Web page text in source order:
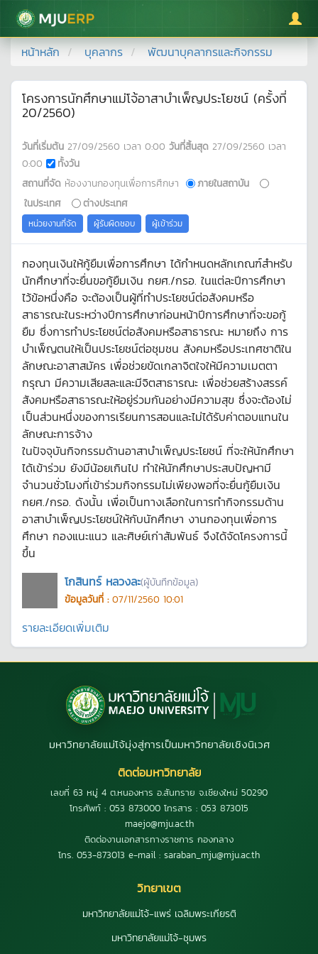
มหาวิทยาลัยแม่โจ้
หน้าหลัก บุคลากร พัฒนาบุคลากรและกิจกรรม
โครงการนักศึกษาแม่โจ้อาสาบำเพ็ญประโยชน์ (ครั้งที่
20/2560)
วันที่เริ่มต้น 27/09/2560 เวลา 0:00 วันที่สิ้นสุด 27/09/2560 เวลา
0:00
ทั้งวัน
สถานที่จัด ห้องงานกองทุนเพื่อการศึกษา
ภายในสถาบัน
ในประเทศ
ต่างประเทศ
หน่วยงานที่จัด ผู้รับผิดชอบ ผู้เข้าร่วม
กองทุนเงินให้กู้ยืมเพื่อการศึกษา ได้กำหนดหลักเกณฑ์สำหรับ
นักศึกษาที่จะยื่นขอกู้ยืมเงิน กยศ./กรอ. ในแต่ละปีการศึกษา
ไว้ข้อหนึ่งคือ จะต้องเป็นผู้ที่ทำประโยชน์ต่อสังคมหรือ
สาธารณะในระหว่างปีการศึกษาก่อนหน้าปีการศึกษาที่จะขอกู้
ยืม ซึ่งการทำประโยชน์ต่อสังคมหรือสาธารณะ หมายถึง การ
บำเพ็ญตนให้เป็นประโยชน์ต่อชุมชน สังคมหรือประเทศชาติใน
ลักษณะอาสาสมัคร เพื่อช่วยขัดเกลาจิตใจให้มีความเมตตา
กรุณา มีความเสียสละและมีจิตสาธารณะ เพื่อช่วยสร้างสรรค์
สังคมหรือสาธารณะให้อยู่ร่วมกันอย่างมีความสุข ซึ่งจะต้องไม่
เป็นส่วนหนึ่งของการเรียนการสอนและไม่ได้รับค่าตอบแทนใน
ลักษณะการจ้าง
ในปัจจุบันกิจกรรมด้านอาสาบำเพ็ญประโยชน์ ที่จะให้นักศึกษา
ได้เข้าร่วม ยังมีน้อยเกินไป ทำให้นักศึกษาประสบปัญหามี
จำนวนชั่วโมงที่เข้าร่วมกิจกรรมไม่เพียงพอที่จะยื่นกู้ยืมเงิน
กยศ./กรอ. ดังนั้น เพื่อเป็นทางเลือกในการทำกิจกรรมด้าน
อาสาบำเพ็ญประโยชน์ให้กับนักศึกษา งานกองทุนเพื่อการ
ศึกษา กองแนะแนว และศิษย์เก่าสัมพันธ์ จึงได้จัดโครงการนี้
ขึ้น
โกสินทร์ หลวงละ(ผู้บันทึกข้อมูล)
ข้อมูลวันที่ : 07/11/2560 10:01
รายละเอียดเพิ่มเติม
มหาวิทยาลัยแม่โจ้มุ่งสู่การเป็นมหาวิทยาลัยเชิงนิเวศ
ติดต่อมหาวิทยาลัย
เลขที่ 63 หมู่ 4 ต.หนองหาร อ.สันทราย จ.เชียงใหม่ 50290
โทรศัพท์ : 053 873000 โทรสาร : 053 873015
maejo@mju.ac.th
ติดต่องานเอกสารทางราชการ กองกลาง
โทร. 053-873013 e-mail : saraban_mju@mju.ac.th
วิทยาเขต
มหาวิทยาลัยแม่โจ้-แพร่ เฉลิมพระเกียรติ
มหาวิทยาลัยแม่โจ้-ชุมพร